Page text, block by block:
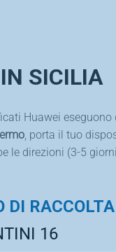
SICILIA
Huawei
, porta il tuo
le direzioni (3-5
DI RACCOLTA
16